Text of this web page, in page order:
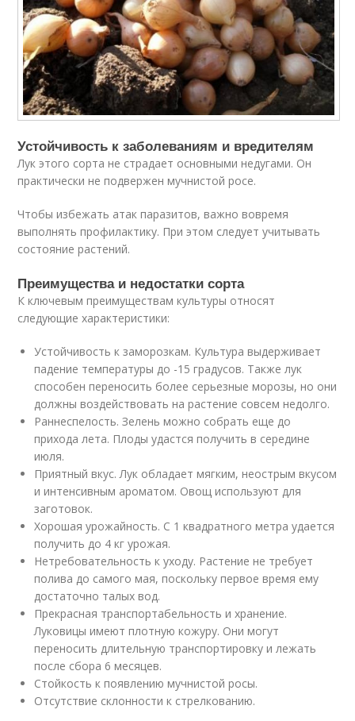
Устойчивость к заболеваниям и вредителям
Лук этого сорта не страдает основными недугами. Он
практически не подвержен мучнистой росе.
Чтобы избежать атак паразитов, важно вовремя
выполнять профилактику. При этом следует учитывать
состояние растений.
Преимущества и недостатки сорта
К ключевым преимуществам культуры относят
следующие характеристики:
Устойчивость к заморозкам. Культура выдерживает
падение температуры до -15 градусов. Также лук
способен переносить более серьезные морозы, но они
должны воздействовать на растение совсем недолго.
Раннеспелость. Зелень можно собрать еще до
прихода лета. Плоды удастся получить в середине
июля.
Приятный вкус. Лук обладает мягким, неострым вкусом
и интенсивным ароматом. Овощ используют для
заготовок.
Хорошая урожайность. С 1 квадратного метра удается
получить до 4 кг урожая.
Нетребовательность к уходу. Растение не требует
полива до самого мая, поскольку первое время ему
достаточно талых вод.
Прекрасная транспортабельность и хранение.
Луковицы имеют плотную кожуру. Они могут
переносить длительную транспортировку и лежать
после сбора 6 месяцев.
Стойкость к появлению мучнистой росы.
Отсутствие склонности к стрелкованию.